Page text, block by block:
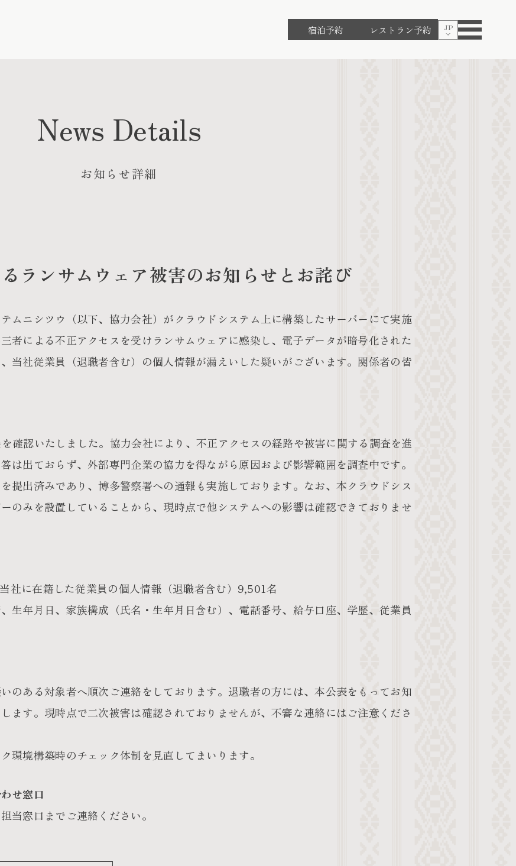
宿泊予約 レストラン予約 JP
News Details
お知らせ詳細
ランサムウェア被害のお知らせとお詫び
ムニシツウ（以下、協力会社）がクラウドシステム上に構築したサーバーにて実施
者による不正アクセスを受けランサムウェアに感染し、電子データが暗号化された
当社従業員（退職者含む）の個人情報が漏えいした疑いがございます。関係者の皆
確認いたしました。協力会社により、不正アクセスの経路や被害に関する調査を進
は出ておらず、外部専門企業の協力を得ながら原因および影響範囲を調査中です。
提出済みであり、博多警察署への通報も実施しております。なお、本クラウドシス
のみを設置していることから、現時点で他システムへの影響は確認できておりませ
に在籍した従業員の個人情報（退職者含む）9,501名
年月日、家族構成（氏名・生年月日含む）、電話番号、給与口座、学歴、従業員
のある対象者へ順次ご連絡をしております。退職者の方には、本公表をもってお知
ます。現時点で二次被害は確認されておりませんが、不審な連絡にはご注意くださ
環境構築時のチェック体制を見直してまいります。
せ窓口
当窓口までご連絡ください。